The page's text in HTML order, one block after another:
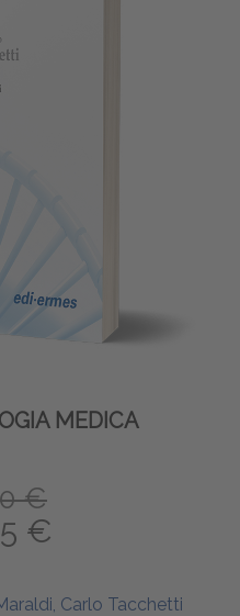
MEDICA
€
€
Carlo Tacchetti